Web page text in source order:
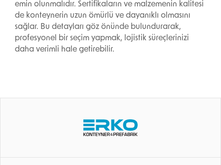
emin olunmalıdır. Sertifikaların ve malzemenin kalitesi
de konteynerin uzun ömürlü ve dayanıklı olmasını
sağlar. Bu detayları göz önünde bulundurarak,
profesyonel bir seçim yapmak, lojistik süreçlerinizi
daha verimli hale getirebilir.